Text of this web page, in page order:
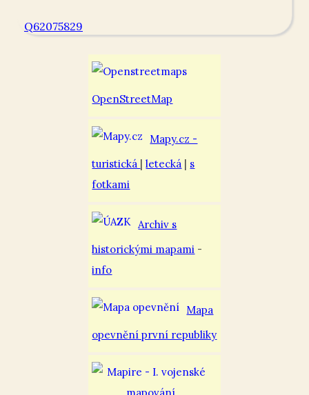
Q62075829
OpenStreetMap
Mapy.cz -
turistická |letecká | s
fotkami
Archiv s
historickými mapami -
info
Mapa
opevnění první republiky